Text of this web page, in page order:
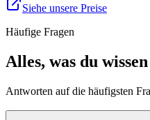
Siehe unsere Preise
Häufige Fragen
Alles, was du
Antworten auf die häufigsten